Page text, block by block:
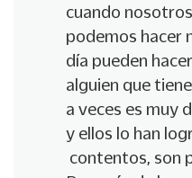
cuando
podemos hacer
día pueden
alguien que
a veces es muy
y ellos lo han
contentos, son